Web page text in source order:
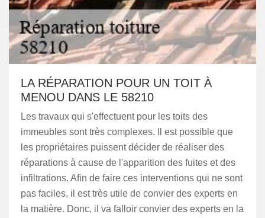
LA RÉPARATION POUR UN TOIT À
MENOU DANS LE 58210
Les travaux qui s'effectuent pour les toits des
immeubles sont très complexes. Il est possible que
les propriétaires puissent décider de réaliser des
réparations à cause de l'apparition des fuites et des
infiltrations. Afin de faire ces interventions qui ne sont
pas faciles, il est très utile de convier des experts en
la matière. Donc, il va falloir convier des experts en la